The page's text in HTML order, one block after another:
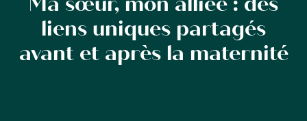
liens uniques partagés
avant et après la maternité